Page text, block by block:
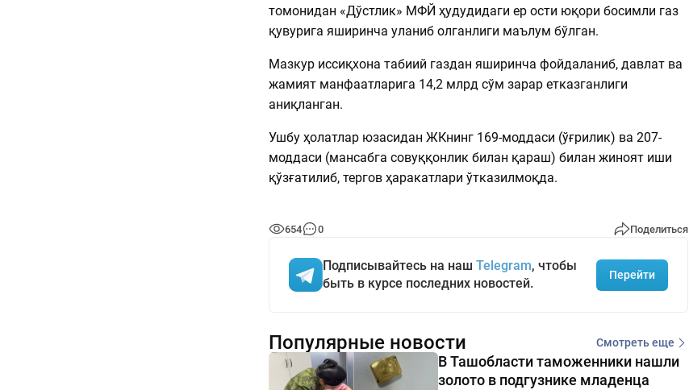
томонидан «Дўстлик» МФЙ ҳудудидаги ер ости юқори босимли газ
қувурига яширинча уланиб олганлиги маълум бўлган.
Мазкур иссиқхона табиий газдан яширинча фойдаланиб, давлат ва
жамият манфаатларига 14,2 млрд сўм зарар етказганлиги
аниқланган.
Ушбу ҳолатлар юзасидан ЖКнинг 169-моддаси (ўғрилик) ва 207-
моддаси (мансабга совуққонлик билан қараш) билан жиноят иши
қўзғатилиб, тергов ҳаракатлари ўтказилмоқда.
654 0 Поделиться
Подписывайтесь на наш Telegram, чтобы
быть в курсе последних новостей.
Перейти
Популярные новости Смотреть еще
В Ташобласти таможенники нашли
золото в подгузнике младенца